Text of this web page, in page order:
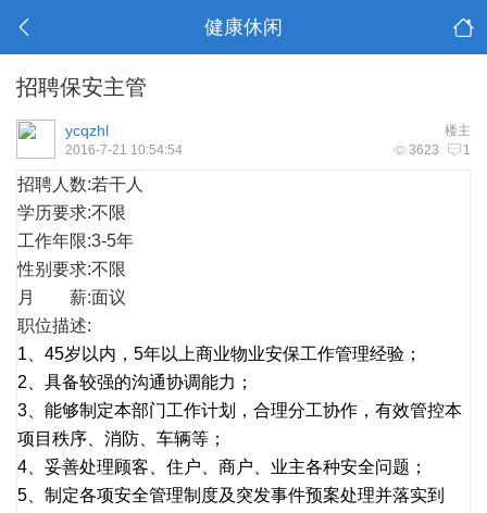
健康休闲
招聘保安主管
楼主
ycqzhl
3623 1
2016-7-21 10:54:54
招聘人数:若干人
学历要求:不限
工作年限:3-5年
性别要求:不限
月 薪:面议
职位描述:
1、45岁以内，5年以上商业物业安保工作管理经验；
2、具备较强的沟通协调能力；
3、能够制定本部门工作计划，合理分工协作，有效管控本
项目秩序、消防、车辆等；
4、妥善处理顾客、住户、商户、业主各种安全问题；
5、制定各项安全管理制度及突发事件预案处理并落实到